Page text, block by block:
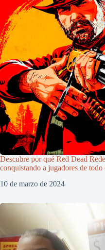
Descubre por qué Red Dead
conquistando a jugadores de
10 de marzo de 2024